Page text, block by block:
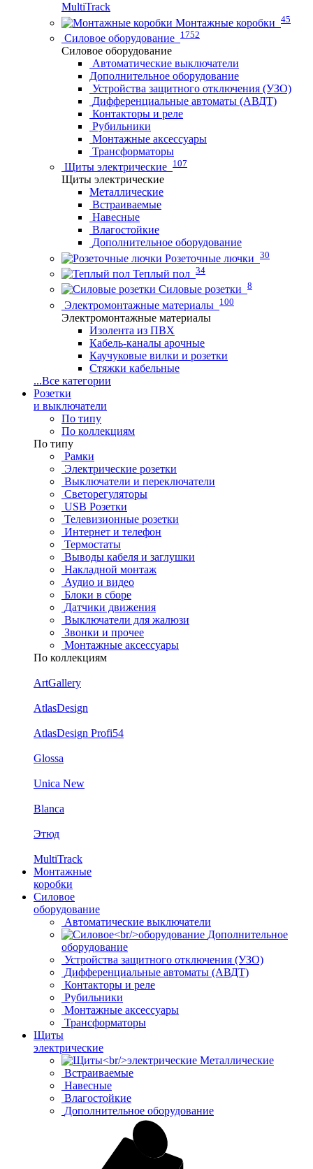
MultiTrack
Монтажные коробки 45
Силовое оборудование 1752
Силовое оборудование
Автоматические выключатели
Дополнительное оборудование
Устройства защитного отключения (УЗО)
Дифференциальные автоматы (АВДТ)
Контакторы и реле
Рубильники
Монтажные аксессуары
Трансформаторы
Щиты электрические 107
Щиты электрические
Металлические
Встраиваемые
Навесные
Влагостойкие
Дополнительное оборудование
Розеточные лючки 30
Теплый пол 34
Силовые розетки 8
Электромонтажные материалы 100
Электромонтажные материалы
Изолента из ПВХ
Кабель-каналы арочные
Каучуковые вилки и розетки
Стяжки кабельные
...Все категории
Розетки
и выключатели
По типу
По коллекциям
По типу
Рамки
Электрические розетки
Выключатели и переключатели
Светорегуляторы
USB Розетки
Телевизионные розетки
Интернет и телефон
Термостаты
Выводы кабеля и заглушки
Накладной монтаж
Аудио и видео
Блоки в сборе
Датчики движения
Выключатели для жалюзи
Звонки и прочее
Монтажные аксессуары
По коллекциям
ArtGallery
AtlasDesign
AtlasDesign Profi54
Glossa
Unica New
Blanca
Этюд
MultiTrack
Монтажные
коробки
Силовое
оборудование
Автоматические выключатели
Дополнительное
оборудование
Устройства защитного отключения (УЗО)
Дифференциальные автоматы (АВДТ)
Контакторы и реле
Рубильники
Монтажные аксессуары
Трансформаторы
Щиты
электрические
Металлические
Встраиваемые
Навесные
Влагостойкие
Дополнительное оборудование